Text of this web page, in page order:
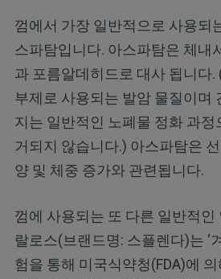
껌에서 가장 일반적으로 사용되
스파탐입니다. 아스파탐은 체내
과 포름알데히드로 대사 됩니다
부제로 사용되는 발암 물질이며
지는 일반적인 노폐물 정화 과정
거되지 않습니다.) 아스파탐은
양 및 체중 증가와 관련됩니다.
껌에 사용되는 또 다른 일반적인
랄로스(브랜드명: 스플렌다)는 ‘
험을 통해 미국식약청(FDA)에